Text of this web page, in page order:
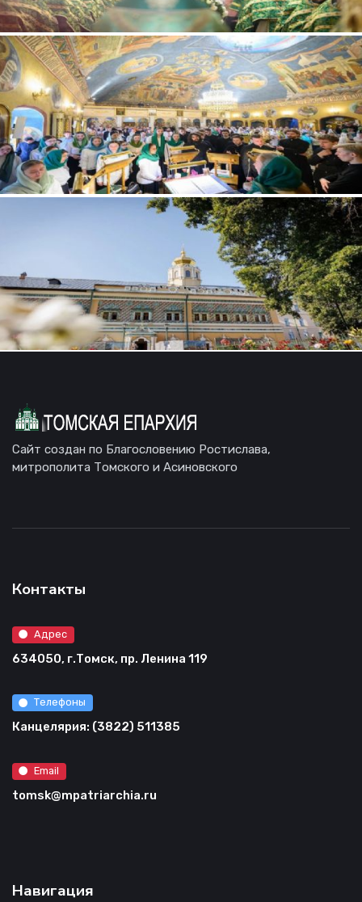
Сайт создан по Благословению Ростислава,
митрополита Томского и Асиновского
Контакты
Адрес
634050, г.Томск, пр. Ленина 119
Телефоны
Канцелярия: (3822) 511385
Email
tomsk@mpatriarchia.ru
Навигация